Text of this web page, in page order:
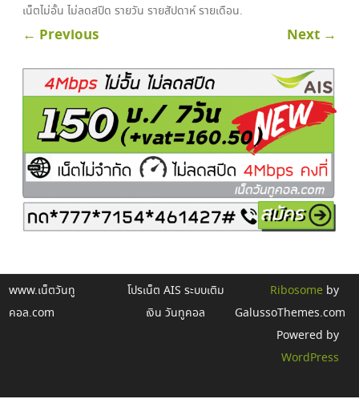
เน็ตไม่อั้น ไม่ลดสปีด รายวัน รายสัปดาห์ รายเดือน.
← Previous Next →
www.เน็ตวันทู
คอล.com
โปรเน็ต AIS ระบบเติม
เงิน วันทูคอล
Ribosome by
GalussoThemes.com
Powered by
WordPress